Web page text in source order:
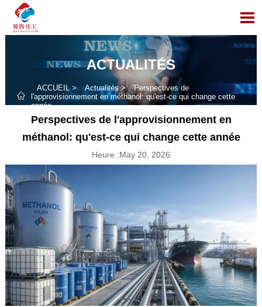

ACTUALITÉS

ACCUEIL> Actualités>
Perspectives de
l'approvisionnement en méthanol: qu'est-ce qui change cette
année
Perspectives de l'approvisionnement en
méthanol: qu'est-ce qui change cette année
Heure :May 20, 2026